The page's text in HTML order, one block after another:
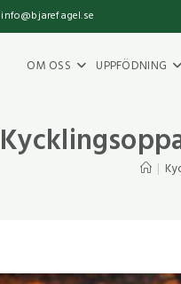
info@bjarefagel.se
OM OSS UPPFÖDNING
|